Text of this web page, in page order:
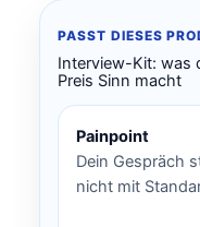
PASST DIESES
Interview-Kit: was
Preis Sinn macht
Painpoint
Dein Gespräch
nicht mit